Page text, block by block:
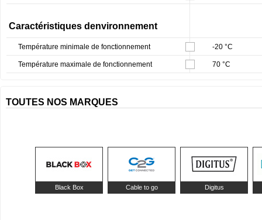
Caractéristiques denvironnement
Température minimale de fonctionnement -20 °C
Température maximale de fonctionnement 70 °C
TOUTES NOS MARQUES
Black Box Cable to go Digitus